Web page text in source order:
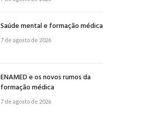
Saúde mental e formação médica
7 de agosto de 2026
ENAMED e os novos rumos da
formação médica
7 de agosto de 2026